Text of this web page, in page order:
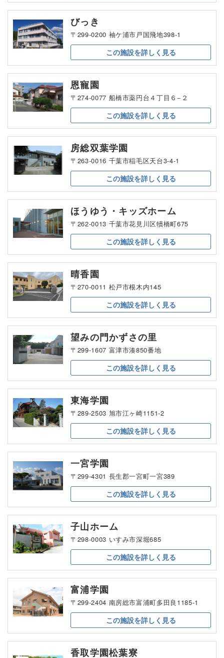
びっき
〒299-0200 袖ケ浦市戸国飛地398-1
この施設を詳しく見る
恩寵園
〒274-0077 船橋市薬円台４丁目６−２
この施設を詳しく見る
房総双葉学園
〒263-0016 千葉市稲毛区天台3-4-1
この施設を詳しく見る
ほうゆう・キッズホーム
〒262-0013 千葉市花見川区犢橋町675
この施設を詳しく見る
晴香園
〒270-0011 松戸市根木内145
この施設を詳しく見る
望みの門かずさの里
〒299-1607 富津市湊850番地
この施設を詳しく見る
東海学園
〒289-2503 旭市江ヶ崎1151-2
この施設を詳しく見る
一宮学園
〒299-4301 長生郡一宮町一宮389
この施設を詳しく見る
子山ホーム
〒298-0003 いすみ市深堀685
この施設を詳しく見る
富浦学園
〒299-2404 南房総市富浦町多田良1185-1
この施設を詳しく見る
香取学園松葉寮